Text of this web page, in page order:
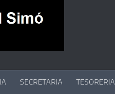
SECRETARIA TESORERIA